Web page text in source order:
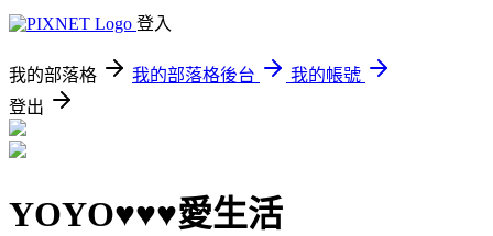
登入
我的部落格 我的部落格後台
我的帳號
登出
YOYO♥♥♥愛生活